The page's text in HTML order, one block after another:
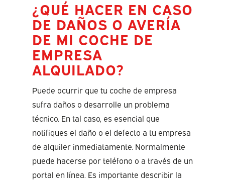
¿QUÉ HACER EN CASO
DE DAÑOS O AVERÍA
DE MI COCHE DE
EMPRESA
ALQUILADO?
Puede ocurrir que tu coche de empresa
sufra daños o desarrolle un problema
técnico. En tal caso, es esencial que
notifiques el daño o el defecto a tu empresa
de alquiler inmediatamente. Normalmente
puede hacerse por teléfono o a través de un
portal en línea. Es importante describir la